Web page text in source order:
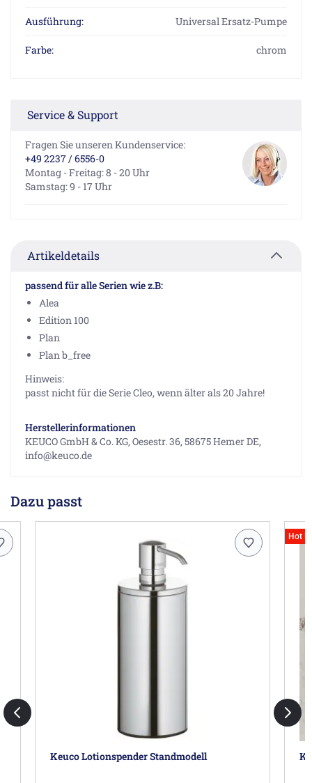
Ausführung: Universal Ersatz-Pumpe
Farbe: chrom
Service & Support
Fragen Sie unseren Kundenservice:
+49 2237 / 6556-0
Montag - Freitag: 8 - 20 Uhr
Samstag: 9 - 17 Uhr
Artikeldetails
passend für alle Serien wie z.B:
Alea
Edition 100
Plan
Plan b_free
Hinweis:
passt nicht für die Serie Cleo, wenn älter als 20 Jahre!
Herstellerinformationen
KEUCO GmbH & Co. KG, Oesestr. 36, 58675 Hemer DE,
info@keuco.de
Dazu passt
Keuco Lotionspender Standmodell
Hot